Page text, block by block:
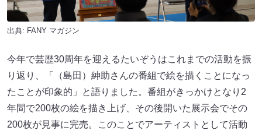
出典: FANY マガジン
今年で芸歴30周年を迎えるたいぞうはこれまでの活動を振
り返り、「（島田）紳助さんの番組で絵を描くことになっ
たことが印象的」と語りました。番組がきっかけとなり2
年間で200枚の絵を描き上げ、その後開いた展示会でその
200枚が見事に完売。このことでアーティストとして活動